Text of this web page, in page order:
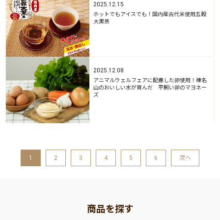
2025.12.15
ホットでもアイスでも！国内産古代米使用五穀
大黒茶
2025.12.08
アニマルウェルフェアに配慮した卵使用！榛名
山のおいしい水が育んだ 平飼い卵のマヨネー
ズ
1 2 3 4 5 6 次へ
商品を探す